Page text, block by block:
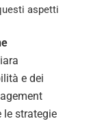
aspetti
e dei
le strategie